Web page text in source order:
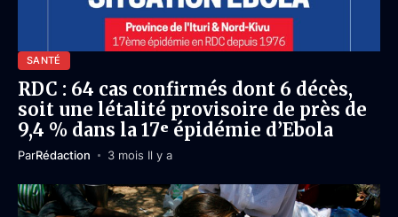
SANTÉ
RDC : 64 cas confirmés dont 6 décès,
soit une létalité provisoire de près de
9,4 % dans la 17ᵉ épidémie d’Ebola
ParRédaction 3 mois Il y a